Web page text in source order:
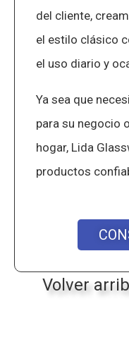
del cliente,
el estilo clásico
el uso diario y
Ya sea que
para su negocio
hogar, Lida
productos
Volver